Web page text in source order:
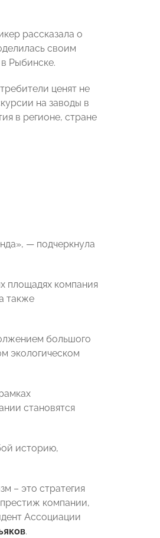
рассказала о
своим
Рыбинске.
ценят не
на заводы в
в регионе, стране
— подчеркнула
площадях компания
также
большого
экологическом
становятся
историю,
– это стратегия
компании,
Ассоциации
.